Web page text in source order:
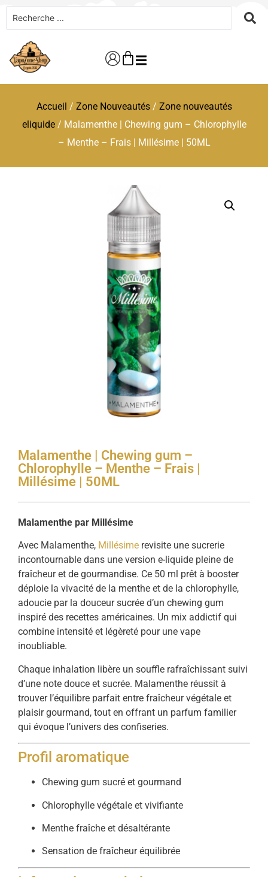
Accueil / Zone Nouveautés/ Zone nouveautés
eliquide/ Malamenthe | Chewing gum – Chlorophylle
– Menthe – Frais | Millésime | 50ML
Malamenthe | Chewing gum –
Chlorophylle – Menthe – Frais |
Millésime | 50ML
Malamenthe par Millésime
Avec Malamenthe, Millésime revisite une sucrerie
incontournable dans une version e-liquide pleine de
fraîcheur et de gourmandise. Ce 50 ml prêt à booster
déploie la vivacité de la menthe et de la chlorophylle,
adoucie par la douceur sucrée d’un chewing gum
inspiré des recettes américaines. Un mix addictif qui
combine intensité et légèreté pour une vape
inoubliable.
Chaque inhalation libère un souffle rafraîchissant suivi
d’une note douce et sucrée. Malamenthe réussit à
trouver l’équilibre parfait entre fraîcheur végétale et
plaisir gourmand, tout en offrant un parfum familier
qui évoque l’univers des confiseries.
Profil aromatique
Chewing gum sucré et gourmand
Chlorophylle végétale et vivifiante
Menthe fraîche et désaltérante
Sensation de fraîcheur équilibrée